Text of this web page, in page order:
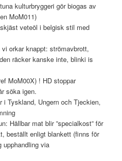
kulturbryggeri gör biogas av
MoM011)
veteöl i belgisk stil med
orkar knappt: strömavbrott,
räcker kanske inte, blinki is
MoM00X) ! HD stoppar
söka igen.
Tyskland, Ungern och Tjeckien,
Hållbar mat blir ”specialkost” för
beställt enligt blankett (finns för
upphandling via